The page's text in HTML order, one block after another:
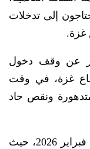
إلى تدخلات
غزة.
عن وقف دخول
غزة، في وقت
ونقص حاد
وأعاد العدو فتح معبر رفح جزئيًا مطلع فبراير 2026، حيث